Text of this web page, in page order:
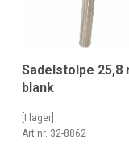
Sadelstolpe 25,8
blank
[I lager]
Art nr. 32-8862